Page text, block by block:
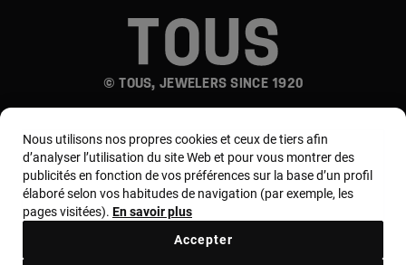
© TOUS, JEWELERS SINCE 1920
Pays et devise :France / Euro
Nous utilisons nos propres cookies et ceux de tiers afin
d’analyser l’utilisation du site Web et pour vous montrer des
publicités en fonction de vos préférences sur la base d’un profil
élaboré selon vos habitudes de navigation (par exemple, les
pages visitées). En savoir plus
Accepter